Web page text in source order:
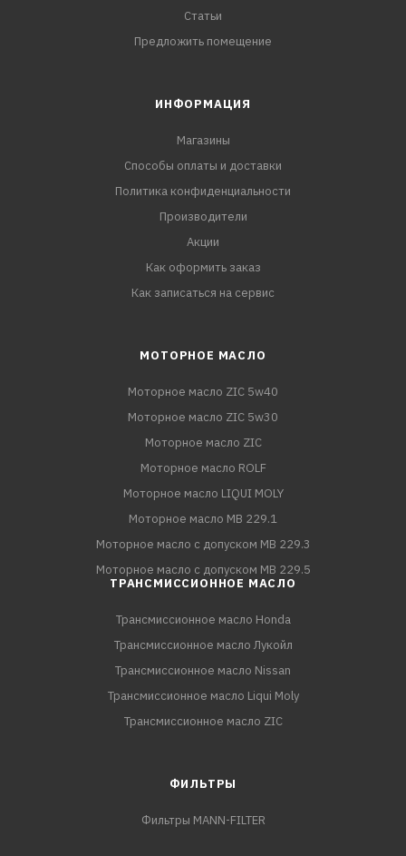
Статьи
Предложить помещение
ИНФОРМАЦИЯ
Магазины
Способы оплаты и доставки
Политика конфиденциальности
Производители
Акции
Как оформить заказ
Как записаться на сервис
МОТОРНОЕ МАСЛО
Моторное масло ZIC 5w40
Моторное масло ZIC 5w30
Моторное масло ZIC
Моторное масло ROLF
Моторное масло LIQUI MOLY
Моторное масло MB 229.1
Моторное масло с допуском MB 229.3
Моторное масло с допуском MB 229.5
ТРАНСМИССИОННОЕ МАСЛО
Трансмиссионное масло Honda
Трансмиссионное масло Лукойл
Трансмиссионное масло Nissan
Трансмиссионное масло Liqui Moly
Трансмиссионное масло ZIC
ФИЛЬТРЫ
Фильтры MANN-FILTER